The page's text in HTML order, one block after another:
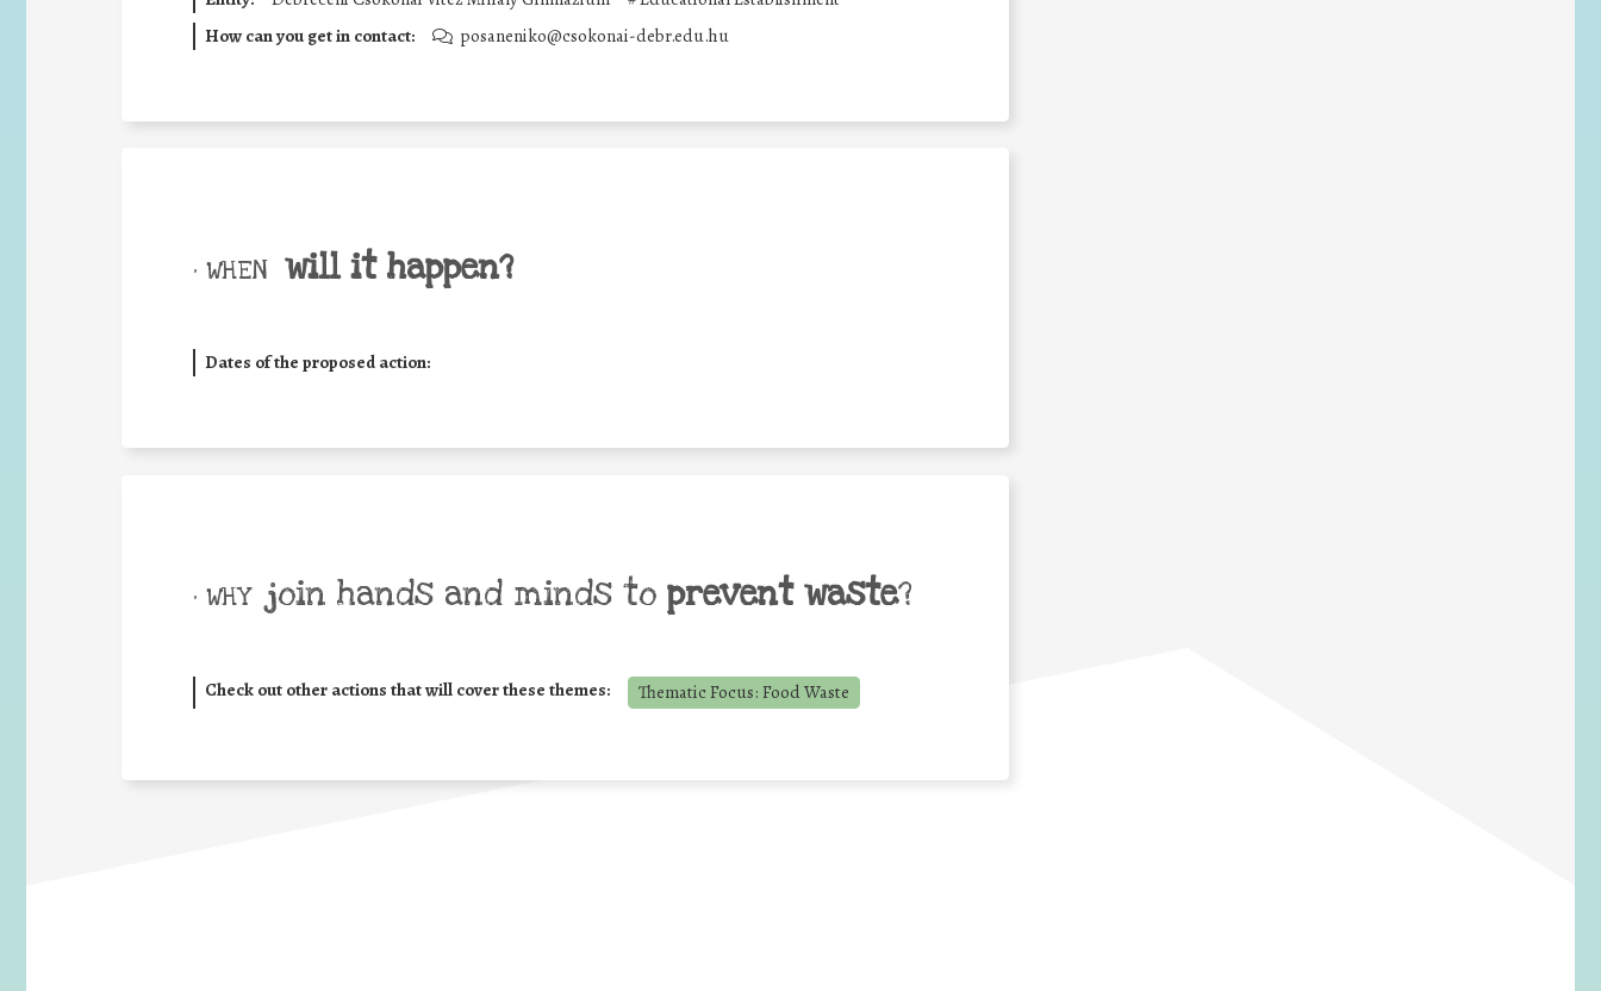
How can you get in contact:
posaneniko@csokonai-debr.edu.hu
• WHEN will it happen?
Dates of the proposed action:
• WHY join hands and minds to prevent waste?
Check out other actions that will cover these themes: Thematic Focus: Food Waste